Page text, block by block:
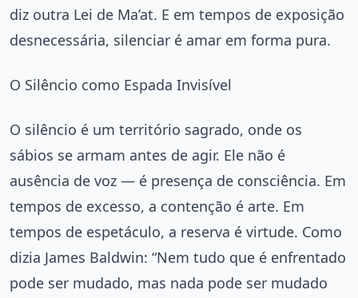
diz outra Lei de Ma’at. E em tempos de exposição
desnecessária, silenciar é amar em forma pura.
O Silêncio como Espada Invisível
O silêncio é um território sagrado, onde os
sábios se armam antes de agir. Ele não é
ausência de voz — é presença de consciência. Em
tempos de excesso, a contenção é arte. Em
tempos de espetáculo, a reserva é virtude. Como
dizia James Baldwin: “Nem tudo que é enfrentado
pode ser mudado, mas nada pode ser mudado